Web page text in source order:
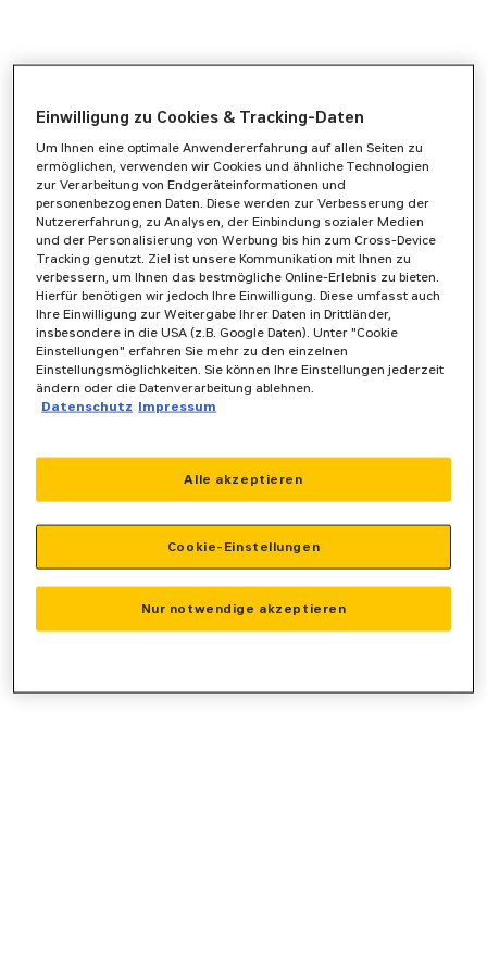
Application error: aclient-side exception has occurred while
www.zeppelin-powersystems.com
Einwilligung zu Cookies & Tracking-Daten
Um Ihnen eine optimale Anwendererfahrung auf allen Seiten zu
ermöglichen, verwenden wir Cookies und ähnliche Technologien
zur Verarbeitung von Endgeräteinformationen und
personenbezogenen Daten. Diese werden zur Verbesserung der
Nutzererfahrung, zu Analysen, der Einbindung sozialer Medien
und der Personalisierung von Werbung bis hin zum Cross-Device
Tracking genutzt. Ziel ist unsere Kommunikation mit Ihnen zu
verbessern, um Ihnen das bestmögliche Online-Erlebnis zu bieten.
Hierfür benötigen wir jedoch Ihre Einwilligung. Diese umfasst auch
Ihre Einwilligung zur Weitergabe Ihrer Daten in Drittländer,
insbesondere in die USA (z.B. Google Daten). Unter "Cookie
Einstellungen" erfahren Sie mehr zu den einzelnen
Einstellungsmöglichkeiten. Sie können Ihre Einstellungen jederzeit
ändern oder die Datenverarbeitung ablehnen.
Datenschutz Impressum
Nur notwendige akzeptieren
Alle akzeptieren
Cookie-Einstellungen